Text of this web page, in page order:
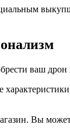
ваш дрон
Вы